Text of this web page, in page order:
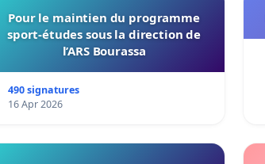
Pour le maintien du programme
sport-études sous la direction de
l’ARS Bourassa
490 signatures
16 Apr 2026